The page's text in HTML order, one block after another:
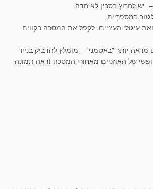
יש לחרוץ בסכין לא חדה.
במספריים.
עיגולי העיניים. לקפל את המסכה בקווים
מראה יותר "באטמני" – מומלץ להדביק בנייר
של האוזניים מאחורי המסכה (ראה תמונה